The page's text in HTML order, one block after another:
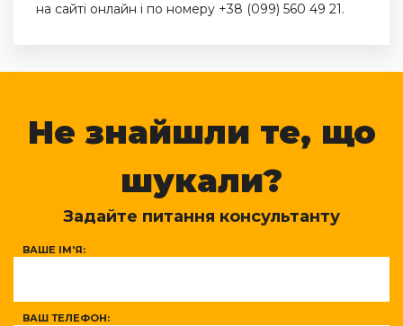
на сайті онлайн і по номеру +38 (099) 560 49 21.
Не знайшли те, що
шукали?
Задайте питання консультанту
ВАШЕ ІМ'Я:
ВАШ ТЕЛЕФОН: